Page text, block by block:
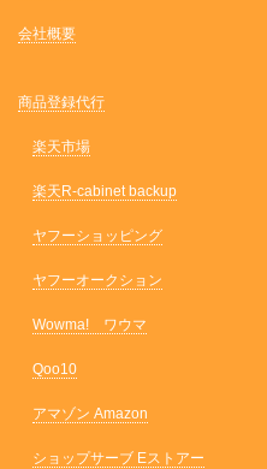
会社概要
商品登録代行
楽天市場
楽天R-cabinet backup
ヤフーショッピング
ヤフーオークション
Wowma! ワウマ
Qoo10
アマゾン Amazon
ショップサーブ Eストアー